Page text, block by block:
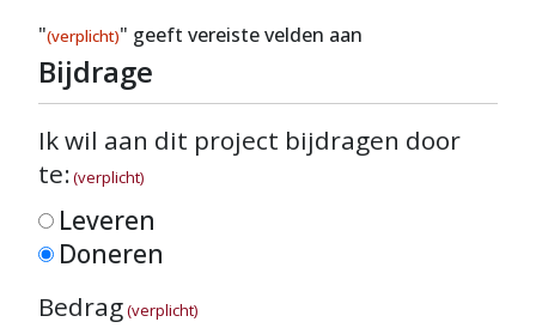
"(verplicht)" geeft vereiste velden aan
Bijdrage
Ik wil aan dit project bijdragen door
te:(verplicht)
Leveren
Doneren
Bedrag(verplicht)